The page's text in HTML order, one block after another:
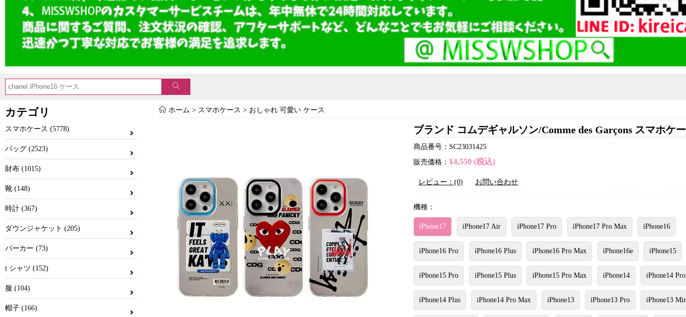
カテゴリ
スマホケース (5778)
バッグ (2523)
財布 (1015)
靴 (148)
時計 (367)
ダウンジャケット (205)
パーカー (73)
t シャツ (152)
服 (104)
帽子 (166)
ホーム > スマホケース > おしゃれ 可愛い ケース
ブランド コムデギャルソン/Comme des Garçons スマホケ
商品番号：SC23031425
販売価格： ¥4,550 (税込)
レビュー：(0) お問い合わせ
機種：
iPhone17 iPhone17 Air iPhone17 Pro iPhone17 Pro Max iPhone16
iPhone16 Pro iPhone16 Plus iPhone16 Pro Max iPhone16e iPhone15
iPhone15 Pro iPhone15 Plus iPhone15 Pro Max iPhone14 iPhone14 Pro
iPhone14 Plus iPhone14 Pro Max iPhone13 iPhone13 Pro iPhone13